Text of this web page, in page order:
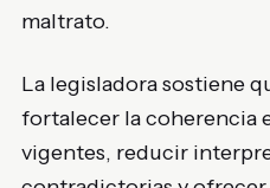
maltrato.
La legisladora sostiene
fortalecer la coherencia
vigentes, reducir